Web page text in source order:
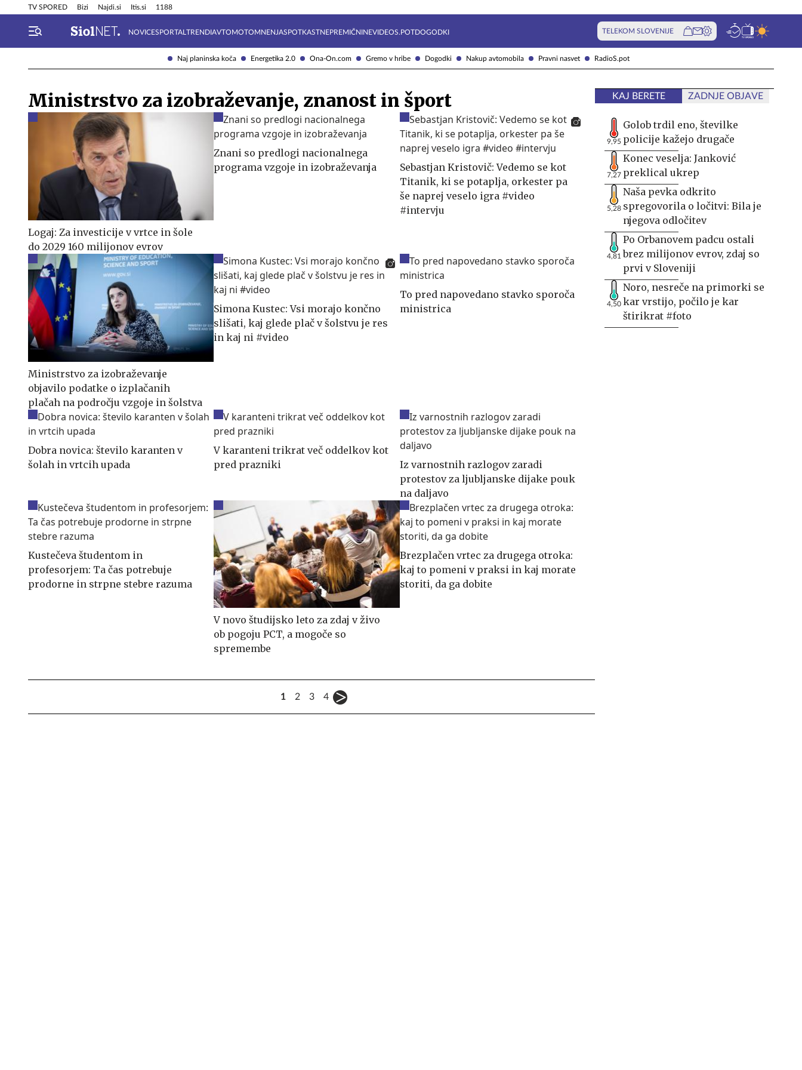
Naj planinska koča Energetika 2.0 Ona-On.com Gremo v hribe Dogodki Nakup avtomobila Pravni nasvet RadioS.pot
TV SPORED Bizi Najdi.si Itis.si 1188
NOVICESPORTAL TRENDIAVTOMOTOMNENJASPOTKASTNEPREMIČNINEVIDEOS.POTDOGODKI TELEKOM SLOVENIJE
Info in obvestila Tehnik
Ministrstvo za izobraževanje, znanost in šport
Logaj: Za investicije v vrtce in šole
do 2029 160 milijonov evrov
Znani so predlogi nacionalnega
programa vzgoje in izobraževanja
Sebastjan Kristovič: Vedemo se kot
Titanik, ki se potaplja, orkester pa
še naprej veselo igra #video
#intervju
Ministrstvo za izobraževanje
objavilo podatke o izplačanih
plačah na področju vzgoje in šolstva
Simona Kustec: Vsi morajo končno
slišati, kaj glede plač v šolstvu je res
in kaj ni #video
To pred napovedano stavko sporoča
ministrica
Dobra novica: število karanten v
šolah in vrtcih upada
V karanteni trikrat več oddelkov kot
pred prazniki
Iz varnostnih razlogov zaradi
protestov za ljubljanske dijake pouk
na daljavo
Kustečeva študentom in
profesorjem: Ta čas potrebuje
prodorne in strpne stebre razuma
V novo študijsko leto za zdaj v živo
ob pogoju PCT, a mogoče so
spremembe
Brezplačen vrtec za drugega otroka:
kaj to pomeni v praksi in kaj morate
storiti, da ga dobite
1 2 3 4
KAJ BERETE ZADNJE OBJAVE
9,95
Golob trdil eno, številke
policije kažejo drugače
7,27
Konec veselja: Janković
preklical ukrep
5,28
Naša pevka odkrito
spregovorila o ločitvi: Bila je
njegova odločitev
4,81
Po Orbanovem padcu ostali
brez milijonov evrov, zdaj so
prvi v Sloveniji
4,50
Noro, nesreče na primorki se
kar vrstijo, počilo je kar
štirikrat #foto